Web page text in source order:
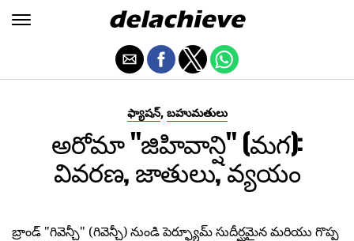
ఫ్యాషన్, బహుమతులు
అరోమా "జిహివాన్షి" (మగ):
వివరణ, జాతులు, వ్యయం
బ్రాండ్ "గివెన్చీ" (గివెన్చీ) నుండి పెర్ఫ్యూమ్ సుదీర్ఘమైన మరియు గొప్ప